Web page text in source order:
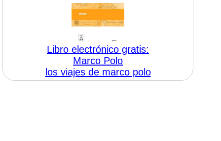
Libro electrónico gratis:
Marco Polo
los viajes de marco polo